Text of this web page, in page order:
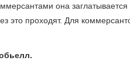
она
это проходят. Для